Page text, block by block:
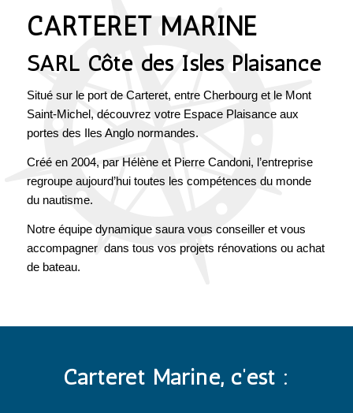
CARTERET MARINE
SARL Côte des Isles Plaisance
Situé sur le port de Carteret, entre Cherbourg et le Mont
Saint-Michel, découvrez votre Espace Plaisance aux
portes des Iles Anglo normandes.
Créé en 2004, par Hélène et Pierre Candoni, l’entreprise
regroupe aujourd’hui toutes les compétences du monde
du nautisme.
Notre équipe dynamique saura vous conseiller et vous
accompagner dans tous vos projets rénovations ou achat
de bateau.
Carteret Marine, c’est :